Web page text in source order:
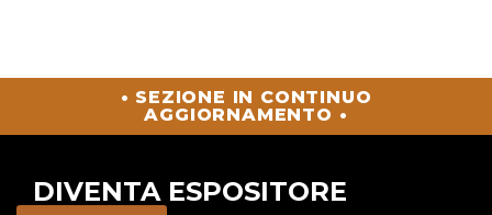
• SEZIONE IN CONTINUO
AGGIORNAMENTO •
DIVENTA ESPOSITORE